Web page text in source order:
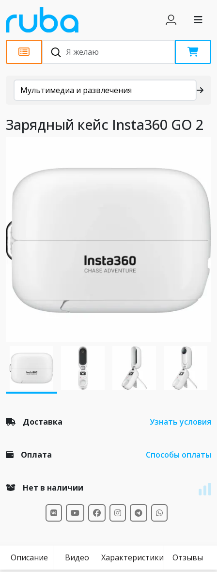
Каталог
Мультимедиа и развлечения
Зарядный кейс Insta360 GO 2
Доставка Узнать условия
Оплата Способы оплаты
Нет в наличии
Описание Видео Характеристики Отзывы